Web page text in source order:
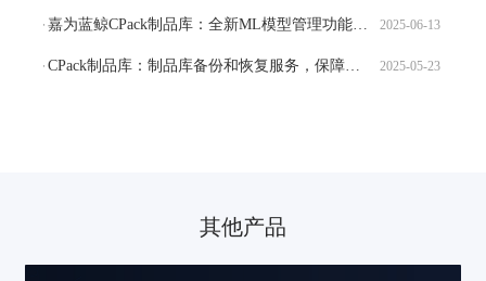
嘉为蓝鲸CPack制品库：全新ML模型管理功能，助力AI交付与企业级DevOps实践无缝结合 2025-06-13
CPack制品库：制品库备份和恢复服务，保障团体的制品资产安全 2025-05-23
其他产品